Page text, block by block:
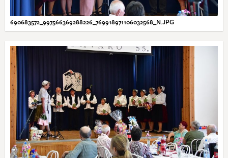
690683572_997566369288226_769918971106032568_N.JPG